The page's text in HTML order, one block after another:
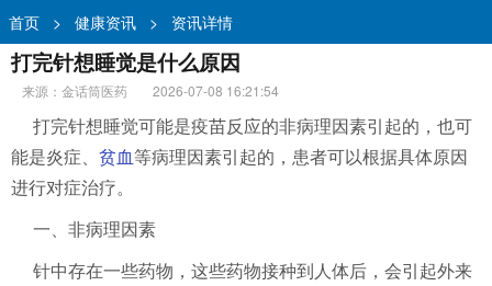
首页 > 健康资讯 > 资讯详情
打完针想睡觉是什么原因
来源：金话筒医药
2026-07-08 16:21:54
打完针想睡觉可能是疫苗反应的非病理因素引起的，也可
能是炎症、 贫血 等病理因素引起的，患者可以根据具体原因
进行对症治疗。
一、非病理因素
针中存在一些药物，这些药物接种到人体后，会引起外来